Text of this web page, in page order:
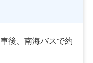
後、南海バスで約